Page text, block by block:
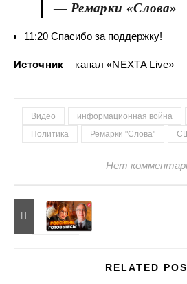
— Ремарки «Слова»
11:20 Спасибо за поддержку!
Источник – канал «NEXTA Live»
Видео информационная война
Политика
Ремарки "Слова"
Нет
RELATED